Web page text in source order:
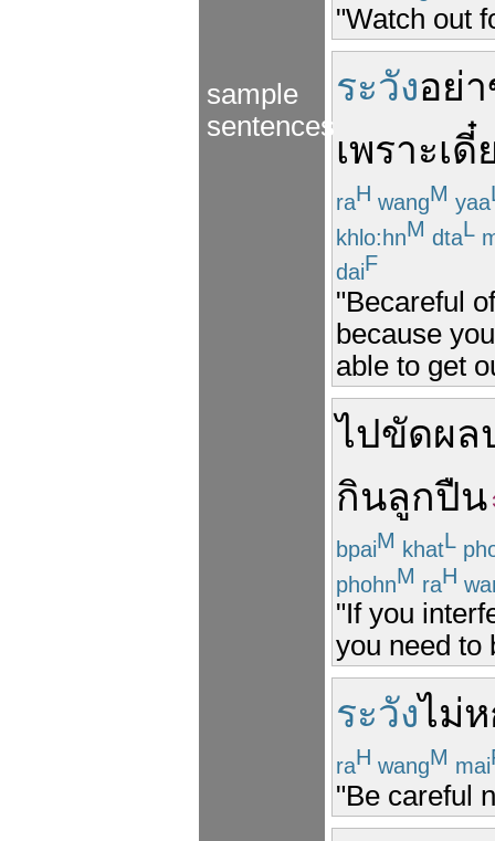
sample
sentences
"Watch out
ระวังอย่า
เพราะเดี๋
raH wangM yaa
khlo:hnM dtaL
daiF
"Becareful
because
able to get
ไปขัดผล
กินลูกปืน
bpaiM khatL
phohnM raH
"If you
you need to
ระวังไม่
raH wangM mai
"Be careful